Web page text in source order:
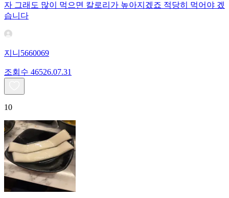
자 그래도 많이 먹으면 칼로리가 높아지겠죠 적당히 먹어야 겠
습니다
지니5660069
조회수 46526.07.31
10